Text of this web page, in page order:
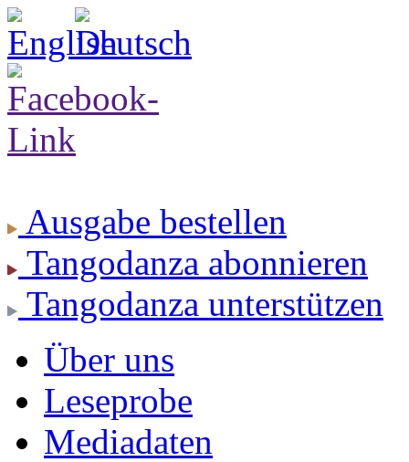
Ausgabe bestellen
Tangodanza abonnieren
Tangodanza unterstützen
Über uns
Leseprobe
Mediadaten